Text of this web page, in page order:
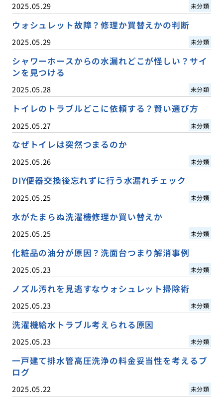
2025.05.29 未分類
ウォシュレット故障？修理か買替えかの判断
2025.05.29 未分類
シャワーホースからの水漏れどこが怪しい？サイ
ンを見つける
2025.05.28 未分類
トイレのトラブルどこに依頼する？賢い選び方
2025.05.27 未分類
なぜトイレは突然つまるのか
2025.05.26 未分類
DIY便器交換後忘れずに行う水漏れチェック
2025.05.25 未分類
水がたまらぬ洗濯機修理か買い替えか
2025.05.25 未分類
化粧品の油分が原因？洗面台つまり解消事例
2025.05.23 未分類
ノズル汚れを見逃すなウォシュレット掃除術
2025.05.23 未分類
洗濯機給水トラブル考えられる原因
2025.05.23 未分類
一戸建て排水管高圧洗浄の料金妥当性を考えるブ
ログ
2025.05.22 未分類